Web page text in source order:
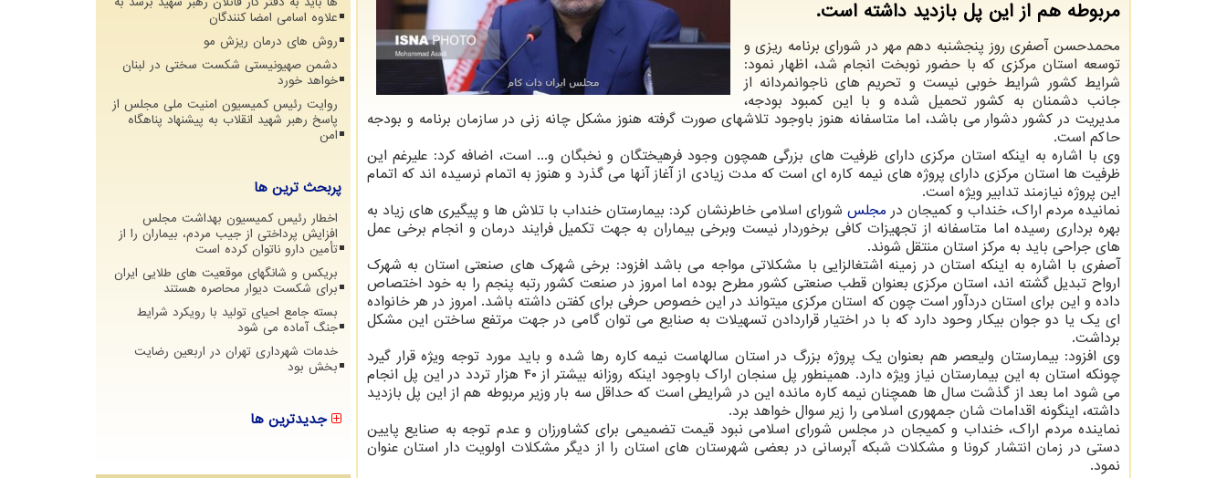
مربوطه هم از این پل بازدید داشته است.
محمدحسن آصفری روز پنجشنبه دهم مهر در شورای برنامه ریزی و
توسعه استان مرکزی که با حضور نوبخت انجام شد، اظهار نمود:
شرایط کشور شرایط خوبی نیست و تحریم های ناجوانمردانه از
جانب دشمنان به کشور تحمیل شده و با این کمبود بودجه،
مدیریت در کشور دشوار می باشد، اما متاسفانه هنوز باوجود تلاشهای صورت گرفته هنوز مشکل چانه زنی در سازمان برنامه و بودجه
حاکم است.
وی با اشاره به اینکه استان مرکزی دارای ظرفیت های بزرگی همچون وجود فرهیختگان و نخبگان و... است، اضافه کرد: علیرغم این
ظرفیت ها استان مرکزی دارای پروژه های نیمه کاره ای است که مدت زیادی از آغاز آنها می گذرد و هنوز به اتمام نرسیده اند که اتمام
این پروژه نیازمند تدابیر ویژه است.
نمانیده مردم اراک، خنداب و کمیجان در مجلس شورای اسلامی خاطرنشان کرد: بیمارستان خنداب با تلاش ها و پیگیری های زیاد به
بهره برداری رسیده اما متاسفانه از تجهیزات کافی برخوردار نیست وبرخی بیماران به جهت تکمیل فرایند درمان و انجام برخی عمل
های جراحی باید به مرکز استان منتقل شوند.
آصفری با اشاره به اینکه استان در زمینه اشتغالزایی با مشکلاتی مواجه می باشد افزود: برخی شهرک های صنعتی استان به شهرک
ارواح تبدیل گشته اند، استان مرکزی بعنوان قطب صنعتی کشور مطرح بوده اما امروز در صنعت کشور رتبه پنجم را به خود اختصاص
داده و این برای استان دردآور است چون که استان مرکزی میتواند در این خصوص حرفی برای کفتن داشته باشد. امروز در هر خانواده
ای یک یا دو جوان بیکار وحود دارد که با در اختیار قراردادن تسهیلات به صنایع می توان گامی در جهت مرتفع ساختن این مشکل
برداشت.
وی افزود: بیمارستان ولیعصر هم بعنوان یک پروژه بزرگ در استان سالهاست نیمه کاره رها شده و باید مورد توجه ویژه قرار گیرد
چونکه استان به این بیمارستان نیاز ویژه دارد. همینطور پل سنجان اراک باوجود اینکه روزانه بیشتر از ۴۰ هزار تردد در این پل انجام
می شود اما بعد از گذشت سال ها همچنان نیمه کاره مانده این در شرایطی است که حداقل سه بار وزیر مربوطه هم از این پل بازدید
داشته، اینگونه اقدامات شان جمهوری اسلامی را زیر سوال خواهد برد.
نماینده مردم اراک، خنداب و کمیجان در مجلس شورای اسلامی نبود قیمت تضمیمی برای کشاورزان و عدم توجه به صنایع پایین
دستی در زمان انتشار کرونا و مشکلات شبکه آبرسانی در بعضی شهرستان های استان را از دیگر مشکلات اولویت دار استان عنوان
نمود.
علاوه اسامی امضا کنندگان
روش های درمان ریزش مو
دشمن صهیونیستی شکست سختی در لبنان
خواهد خورد
روایت رئیس کمیسیون امنیت ملی مجلس از
پاسخ رهبر شهید انقلاب به پیشنهاد پناهگاه
امن
پربحث ترین ها
اخطار رئیس کمیسیون بهداشت مجلس
افزایش پرداختی از جیب مردم، بیماران را از
تأمین دارو ناتوان کرده است
بریکس و شانگهای موقعیت های طلایی ایران
برای شکست دیوار محاصره هستند
بسته جامع احیای تولید با رویکرد شرایط
جنگ آماده می شود
خدمات شهرداری تهران در اربعین رضایت
بخش بود
جدیدترین ها